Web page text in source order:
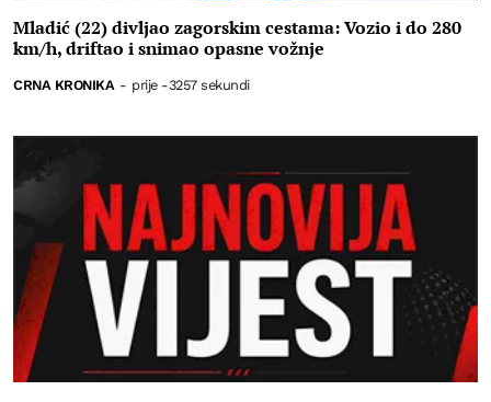
Mladić (22) divljao zagorskim cestama: Vozio i do 280
km/h, driftao i snimao opasne vožnje
CRNA KRONIKA - prije -3257 sekundi